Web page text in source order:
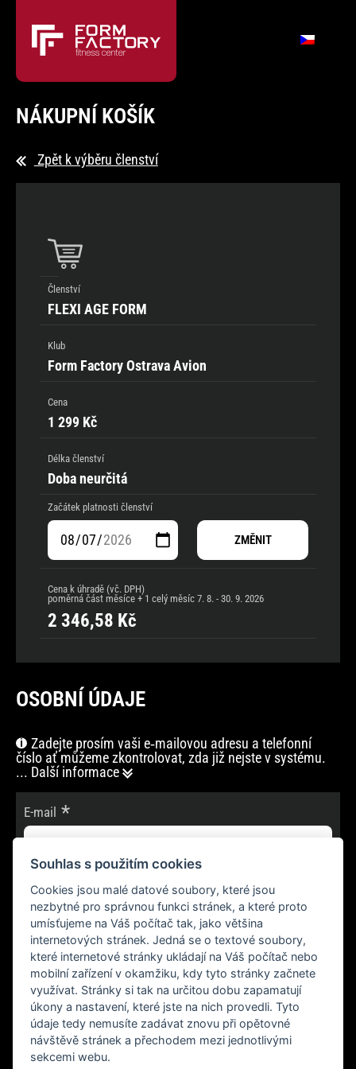
NÁKUPNÍ KOŠÍK
Zpět k výběru členství
Členství
FLEXI AGE FORM
Klub
Form Factory Ostrava Avion
Cena
1 299 Kč
Délka členství
Doba neurčitá
Začátek platnosti členství
ZMĚNIT
Cena k úhradě (vč. DPH)
poměrná část měsíce + 1 celý měsíc 7. 8. - 30. 9. 2026
2 346,58 Kč
OSOBNÍ ÚDAJE
Zadejte prosím vaši e‑mailovou adresu a telefonní
číslo ať můžeme zkontrolovat, zda již nejste v systému.
... Další informace
E-mail
POKRAČOVAT
Souhlas s použitím cookies
Cookies jsou malé datové soubory, které jsou
nezbytné pro správnou funkci stránek, a které proto
umísťujeme na Váš počítač tak, jako většina
internetových stránek. Jedná se o textové soubory,
které internetové stránky ukládají na Váš počítač nebo
mobilní zařízení v okamžiku, kdy tyto stránky začnete
využívat. Stránky si tak na určitou dobu zapamatují
úkony a nastavení, které jste na nich provedli. Tyto
údaje tedy nemusíte zadávat znovu při opětovné
návštěvě stránek a přechodem mezi jednotlivými
sekcemi webu.